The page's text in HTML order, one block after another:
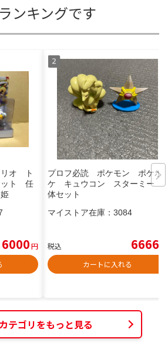
ンキングです
リオ ト
ット 任
6000円
プロフ必読 ポケモン ポケポ
ケ キュウコン スターミー 2
体セット
マイストア在庫： 3084
税込 6666
カートに入れる
テゴリをもっと見る